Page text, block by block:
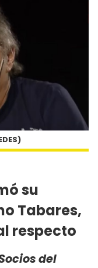
su
Tabares,
respecto
del